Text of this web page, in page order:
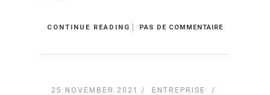
CONTINUE READING PAS DE COMMENTAIRE
25 NOVEMBER 2021 / ENTREPRISE
/